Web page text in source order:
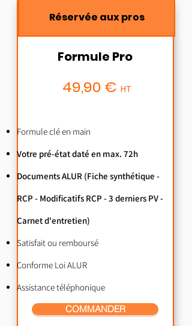
Formule Pro
Formule clé en main
Votre pré-état daté en max. 72h
Documents ALUR (Fiche synthétique -
RCP - Modificatifs RCP - 3 derniers PV -
Carnet d'entretien)
Satisfait ou remboursé
Conforme Loi ALUR
Assistance téléphonique
COMMANDER
Réservée aux pros
49,90 € HT